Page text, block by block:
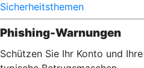
Sicherheitsthemen
Phishing-Warnungen
Schützen Sie Ihr Konto und